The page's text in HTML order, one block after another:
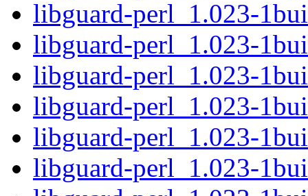
libguard-perl_1.023-
libguard-perl_1.023-
libguard-perl_1.023-
libguard-perl_1.023-
libguard-perl_1.023-
libguard-perl_1.023-